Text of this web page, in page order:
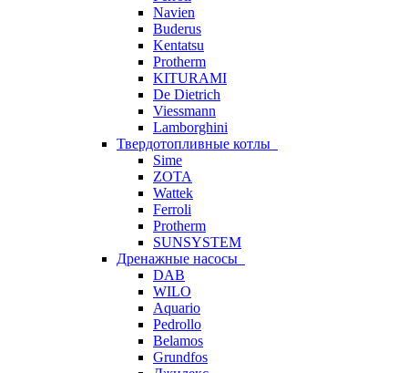
Navien
Buderus
Kentatsu
Protherm
KITURAMI
De Dietrich
Viessmann
Lamborghini
Твердотопливные котлы
Sime
ZOTA
Wattek
Ferroli
Protherm
SUNSYSTEM
Дренажные насосы
DAB
WILO
Aquario
Pedrollo
Belamos
Grundfos